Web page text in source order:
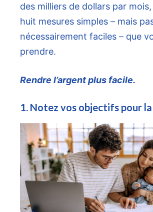
des milliers de dollars par
huit mesures simples – mais
nécessairement faciles – que
prendre.
Rendre l’argent plus facile.
1. Notez vos objectifs pour